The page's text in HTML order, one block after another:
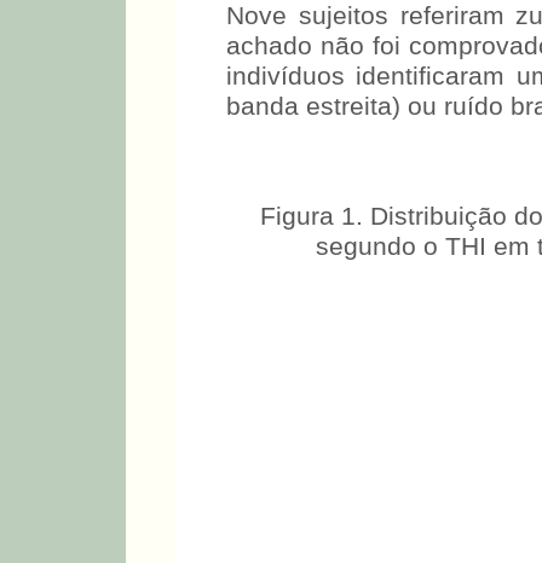
Nove sujeitos referiram
achado não foi
indivíduos identificaram
banda estreita) ou ruído
Figura 1. Distribuição
segundo o THI em